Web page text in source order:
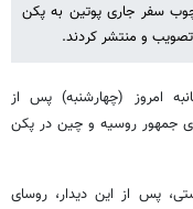
سفر جاری پوتین به پکن
و منتشر کردند.
امروز (چهارشنبه) پس از
جمهور روسیه و چین در پکن
پس از این دیدار، روسای